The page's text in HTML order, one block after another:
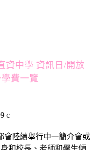
資中學 資訊日/開放
費一覽
會陸續舉行中一簡介會或
和校長、老師和學生傾